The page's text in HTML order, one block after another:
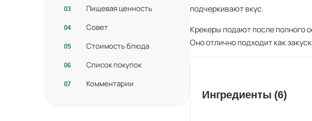
Пищевая ценность
Совет
Стоимость блюда
Список покупок
Комментарии
подчеркивают вкус.
Крекеры подают после полного
Оно отлично подходит как
Ингредиенты (6)